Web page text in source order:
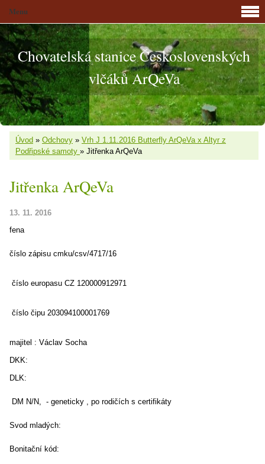
Chovatelská stanice Československých
vlčáků ArQeVa
Úvod » Odchovy » Vrh J 1.11.2016 Butterfly ArQeVa x Altyr z
Podřipské samoty » Jitřenka ArQeVa
Jitřenka ArQeVa
13. 11. 2016
fena
číslo zápisu cmku/csv/4717/16
číslo europasu CZ 120000912971
číslo čipu 203094100001769
majitel : Václav Socha
DKK:
DLK:
DM N/N, - geneticky , po rodičích s certifikáty
Svod mladých:
Bonitační kód:
Menu